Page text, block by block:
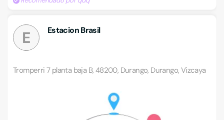
E Estacion Brasil
Tromperri 7 planta baja B, 48200, Durango, Durango, Vizcaya